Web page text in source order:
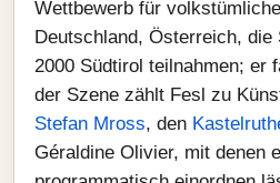
Wettbewerb für
Deutschland, Österreich, die
2000 Südtirol teilnahmen; er
der Szene zählt Fesl zu
Stefan Mross, den
Géraldine Olivier, mit denen